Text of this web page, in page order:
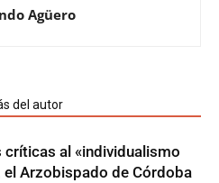
Agüero
del autor
críticas al «individualismo
el Arzobispado de Córdoba